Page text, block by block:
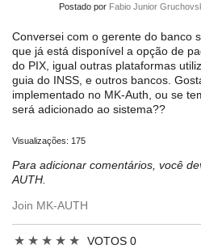
Postado por Fabio Junior
Conversei com o gerente do banco
que já está disponível a opção de
do PIX, igual outras plataformas
guia do INSS, e outros bancos.
implementado no MK-Auth, ou se
será adicionado ao sistema??
Visualizações: 175
Para adicionar comentários, você
AUTH.
Join MK-AUTH
★ ★ ★ ★ ★ VOTOS 0